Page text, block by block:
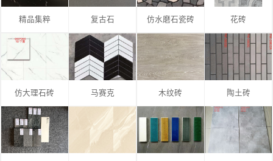
精品集粹 复古石 仿水磨石瓷砖 花砖
仿大理石砖 马赛克 木纹砖 陶土砖